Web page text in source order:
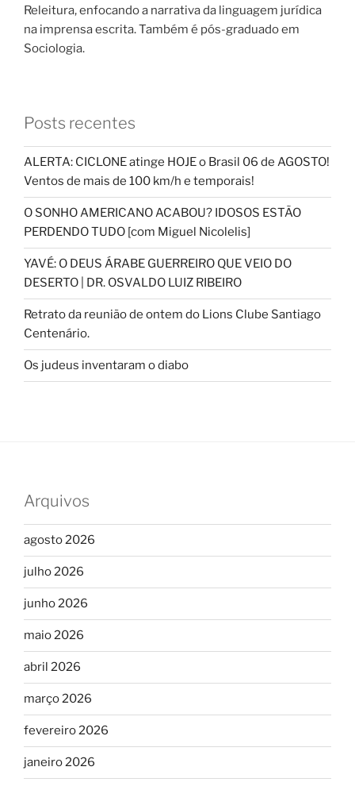
Releitura, enfocando a narrativa da linguagem jurídica
na imprensa escrita. Também é pós-graduado em
Sociologia.
Posts recentes
ALERTA: CICLONE atinge HOJE o Brasil 06 de AGOSTO!
Ventos de mais de 100 km/h e temporais!
O SONHO AMERICANO ACABOU? IDOSOS ESTÃO
PERDENDO TUDO [com Miguel Nicolelis]
YAVÉ: O DEUS ÁRABE GUERREIRO QUE VEIO DO
DESERTO | DR. OSVALDO LUIZ RIBEIRO
Retrato da reunião de ontem do Lions Clube Santiago
Centenário.
Os judeus inventaram o diabo
Arquivos
agosto 2026
julho 2026
junho 2026
maio 2026
abril 2026
março 2026
fevereiro 2026
janeiro 2026